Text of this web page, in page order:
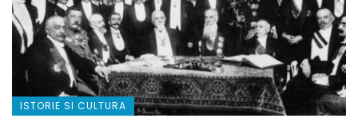
ISTORIE SI CULTURA